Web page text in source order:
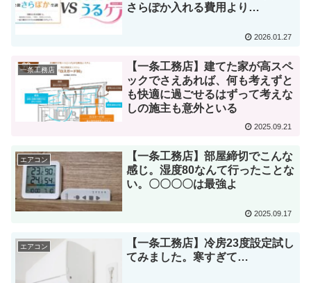
さらぽか入れる費用より…
2026.01.27
一条工務店
【一条工務店】建てた家が高スペ
ックでさえあれば、何も考えずと
も快適に過ごせるはずって考えな
しの施主も意外といる
2025.09.21
エアコン
【一条工務店】部屋締切でこんな
感じ。湿度80なんて行ったことな
い。〇〇〇〇は最強よ
2025.09.17
エアコン
【一条工務店】冷房23度設定試し
てみました。寒すぎて…